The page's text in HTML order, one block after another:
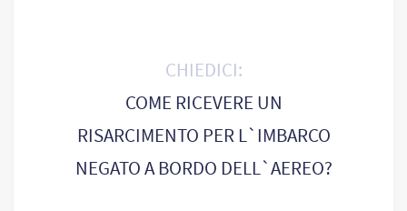
CHIEDICI:
COME RICEVERE UN
RISARCIMENTO PER L`IMBARCO
NEGATO A BORDO DELL`AEREO?